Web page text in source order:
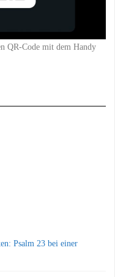
QR-Code mit dem Handy
Psalm 23 bei einer